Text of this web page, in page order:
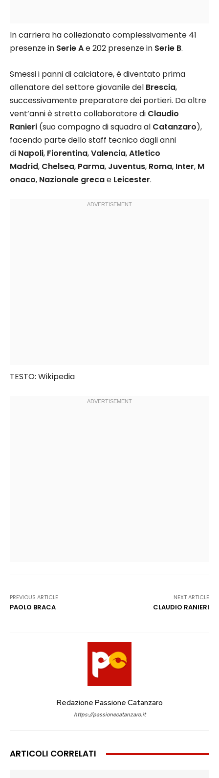
In carriera ha collezionato complessivamente 41
presenze in Serie Ae 202 presenze in Serie B.
Smessi i panni di calciatore, è diventato prima
allenatore del settore giovanile del Brescia,
successivamente preparatore dei portieri. Da oltre
vent’anni è stretto collaboratore di Claudio
Ranieri (suo compagno di squadra al Catanzaro),
facendo parte dello staff tecnico dagli anni
di Napoli, Fiorentina,Valencia,Atletico
Madrid, Chelsea, Parma, Juventus, Roma, Inter, M
onaco, Nazionale grecae Leicester.
TESTO: Wikipedia
PREVIOUS ARTICLE
PAOLO BRACA
NEXT ARTICLE
CLAUDIO RANIERI
Redazione Passione Catanzaro
https://passionecatanzaro.it
ARTICOLI CORRELATI